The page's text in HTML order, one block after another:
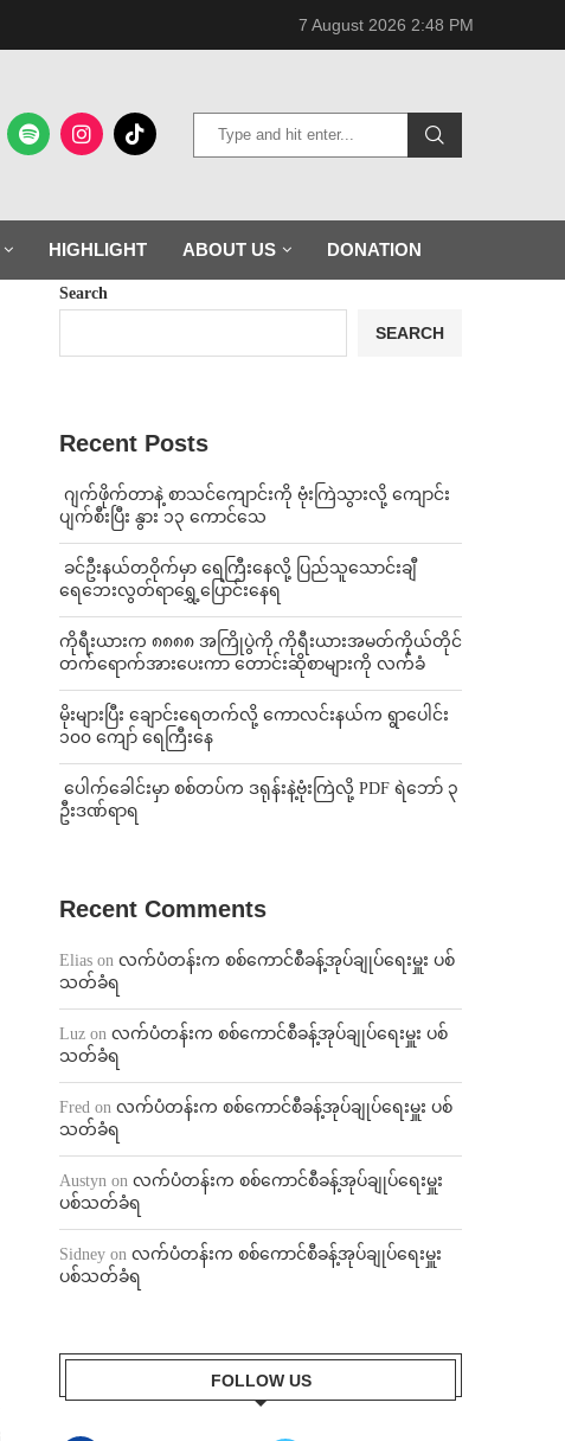
7 August 2026 2:48 PM
HIGHLIGHT ABOUT US DONATION
Search
SEARCH
Recent Posts
⁨⁩ ⁨ဂျက်ဖိုက်တာနဲ့ စာသင်ကျောင်းကို ဗုံးကြဲသွားလို့ ကျောင်း
ပျက်စီးပြီး နွား ၁၃ ကောင်သေ
⁩ ⁨ခင်ဦးနယ်တဝိုက်မှာ ရေကြီးနေလို့ ပြည်သူသောင်းချီ
ရေဘေးလွတ်ရာရွှေ့ပြောင်းနေရ
ကိုရီးယားက ၈၈၈၈ အကြိုပွဲကို ကိုရီးယားအမတ်ကိုယ်တိုင်
တက်ရောက်အားပေးကာ တောင်းဆိုစာများကို လက်ခံ
⁨မိုးများပြီး ချောင်းရေတက်လို့ ကောလင်းနယ်က ရွာပေါင်း
၁၀၀ ကျော် ရေကြီးနေ
⁩ ⁨ပေါက်ခေါင်းမှာ စစ်တပ်က ဒရုန်းနဲ့ဗုံးကြဲလို့ PDF ရဲဘော် ၃
ဦးဒဏ်ရာရ
Recent Comments
Elias on လက်ပံတန်းက စစ်ကောင်စီခန့်အုပ်ချုပ်ရေးမှူး ပစ်
သတ်ခံရ
Luz on လက်ပံတန်းက စစ်ကောင်စီခန့်အုပ်ချုပ်ရေးမှူး ပစ်
သတ်ခံရ
Fred on လက်ပံတန်းက စစ်ကောင်စီခန့်အုပ်ချုပ်ရေးမှူး ပစ်
သတ်ခံရ
Austyn on လက်ပံတန်းက စစ်ကောင်စီခန့်အုပ်ချုပ်ရေးမှူး
ပစ်သတ်ခံရ
Sidney on လက်ပံတန်းက စစ်ကောင်စီခန့်အုပ်ချုပ်ရေးမှူး
ပစ်သတ်ခံရ
FOLLOW US